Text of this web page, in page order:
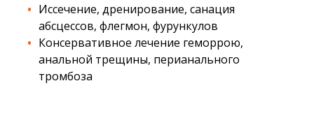
Иссечение, дренирование, санация
абсцессов, флегмон, фурункулов
Консервативное лечение геморрою,
анальной трещины, перианального
тромбоза